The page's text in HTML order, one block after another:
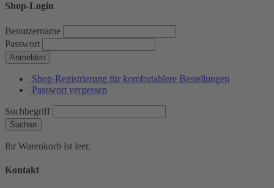
Shop-Login
Benutzername
Passwort
Anmelden
Shop-Registrierung für komfortablere Bestellungen
Passwort vergessen
Suchbegriff
Suchen
Ihr Warenkorb ist leer.
Kontakt